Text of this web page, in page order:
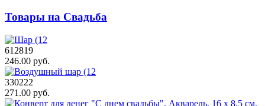
Товары на Свадьба
612819
246.00 руб.
330222
271.00 руб.